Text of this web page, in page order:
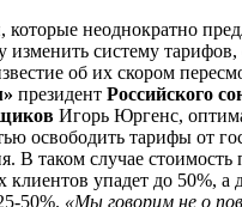
неоднократно
изменить систему
об их скором
президент Российского
Игорь Юргенс,
освободить тарифы от
В таком случае стоимость
клиентов упадет до 50%, а
50%. «Мы говорим не о